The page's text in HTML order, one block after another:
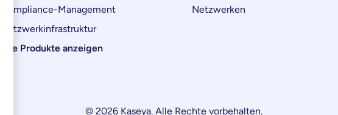
Compliance-Management
Netzwerkinfrastruktur
Alle Produkte anzeigen
Netzwerken
© 2026 Kaseya. Alle Rechte vorbehalten.